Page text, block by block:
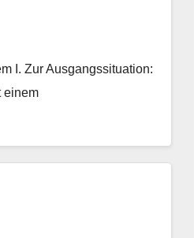
I. Zur Ausgangssituation:
einem